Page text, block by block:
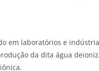
em laboratórios e
da dita água